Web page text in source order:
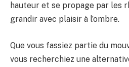
hauteur et se propage par les
grandir avec plaisir à l’ombre.
Que vous fassiez partie du
vous recherchiez une